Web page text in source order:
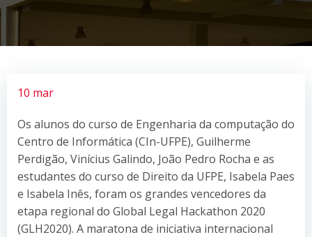
10 mar
Os alunos do curso de Engenharia da computação do
Centro de Informática (CIn-UFPE), Guilherme
Perdigão, Vinícius Galindo, João Pedro Rocha e as
estudantes do curso de Direito da UFPE, Isabela Paes
e Isabela Inês, foram os grandes vencedores da
etapa regional do Global Legal Hackathon 2020
(GLH2020). A maratona de iniciativa internacional